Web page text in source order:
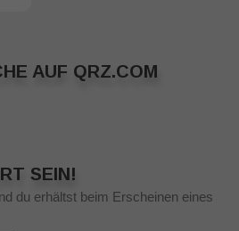
AUF QRZ.COM
SEIN!
du erhältst beim Erscheinen eines